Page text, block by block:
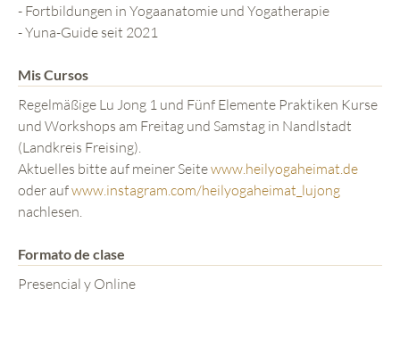
- Fortbildungen in Yogaanatomie und Yogatherapie
- Yuna-Guide seit 2021
Mis Cursos
Regelmäßige Lu Jong 1 und Fünf Elemente Praktiken Kurse
und Workshops am Freitag und Samstag in Nandlstadt
(Landkreis Freising).
Aktuelles bitte auf meiner Seitewww.heilyogaheimat.de
oder aufwww.instagram.com/heilyogaheimat_lujong
nachlesen.
Formato de clase
Presencial y Online